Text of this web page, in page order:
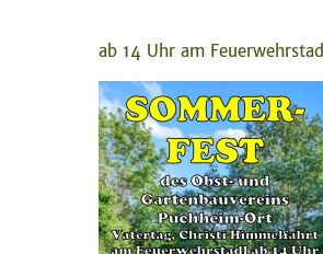
ab 14 Uhr am Feuerwehrstadl